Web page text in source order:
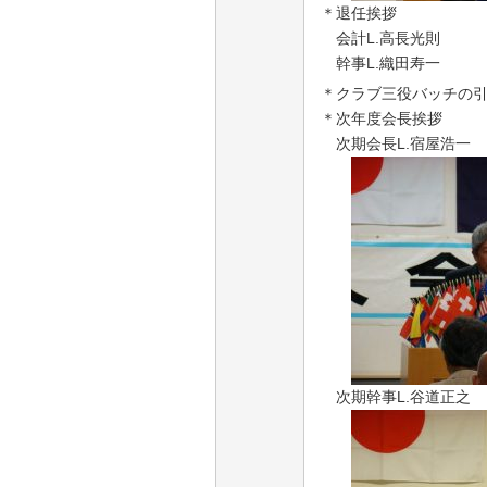
＊退任挨拶
会計L.高長光則
幹事L.織田寿一
＊クラブ三役バッチの
＊次年度会長挨拶
次期会長L.宿屋浩一
次期幹事L.谷道正之